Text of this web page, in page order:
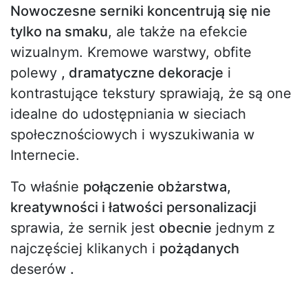
Nowoczesne serniki koncentrują się nie
tylko na smaku, ale także na efekcie
wizualnym. Kremowe warstwy, obfite
polewy , dramatyczne dekoracje i
kontrastujące tekstury sprawiają, że są one
idealne do udostępniania w sieciach
społecznościowych i wyszukiwania w
Internecie.
To właśnie połączenie obżarstwa,
kreatywności i łatwości personalizacji
sprawia, że sernik jest obecnie jednym z
najczęściej klikanych i pożądanych
deserów .